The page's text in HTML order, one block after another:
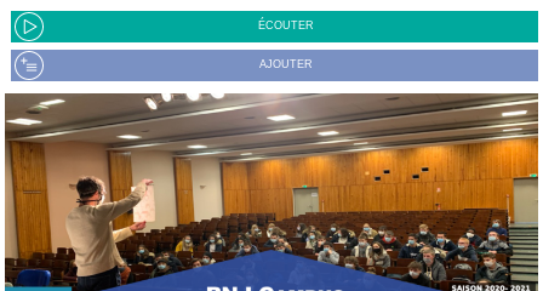
ÉCOUTER
AJOUTER